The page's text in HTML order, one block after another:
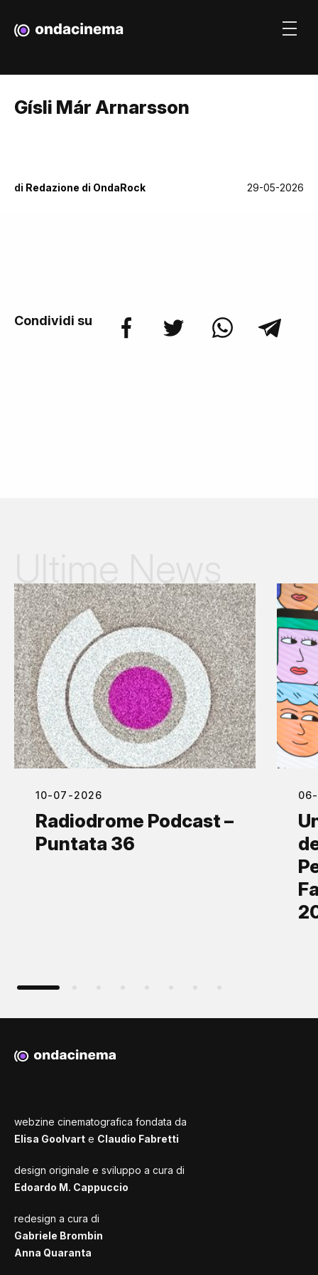
Gísli Már Arnarsson
di Redazione di OndaRock 29-05-2026
Condividi su
10-07-2026
Radiodrome Podcast –
Puntata 36
webzine cinematografica fondata da
Elisa Goolvart e Claudio Fabretti
design originale e sviluppo a cura di
Edoardo M. Cappuccio
redesign a cura di
Gabriele Brombin
Anna Quaranta